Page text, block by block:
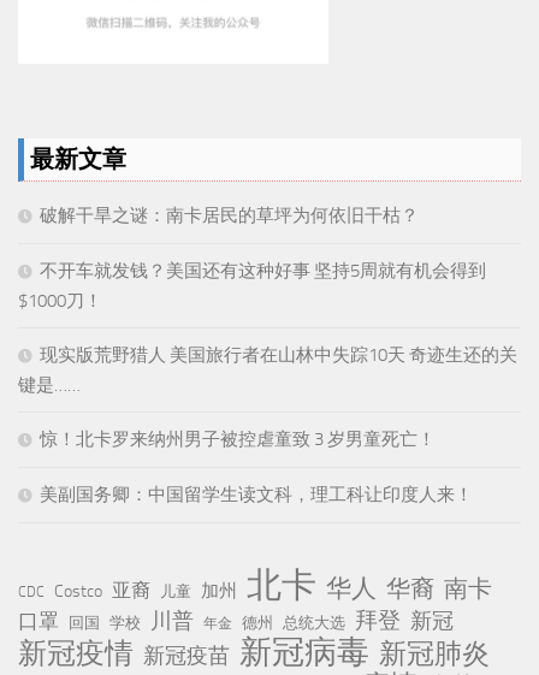
最新文章
破解干旱之谜：南卡居民的草坪为何依旧干枯？
不开车就发钱？美国还有这种好事 坚持5周就有机会得到
$1000刀！
现实版荒野猎人 美国旅行者在山林中失踪10天 奇迹生还的关
键是……
惊！北卡罗来纳州男子被控虐童致 3 岁男童死亡！
美副国务卿：中国留学生读文科，理工科让印度人来！
CDC Costco 亚裔 儿童 加州 北卡 华人 华裔 南卡
口罩 回国 学校 川普 年金 德州 总统大选 拜登 新冠
新冠疫情 新冠疫苗 新冠病毒 新冠肺炎